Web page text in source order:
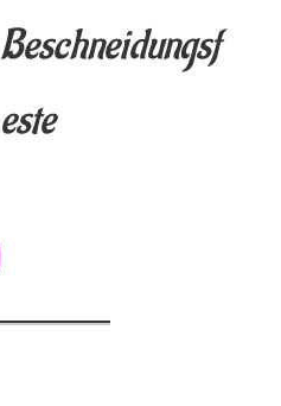
Beschneidungsf
este